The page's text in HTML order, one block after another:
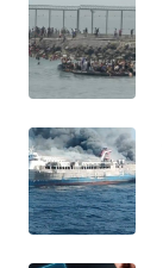
WAHANA
TRAVEL
WAHANA
TV
WAHANANEWS